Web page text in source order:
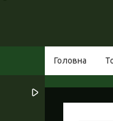
Головна